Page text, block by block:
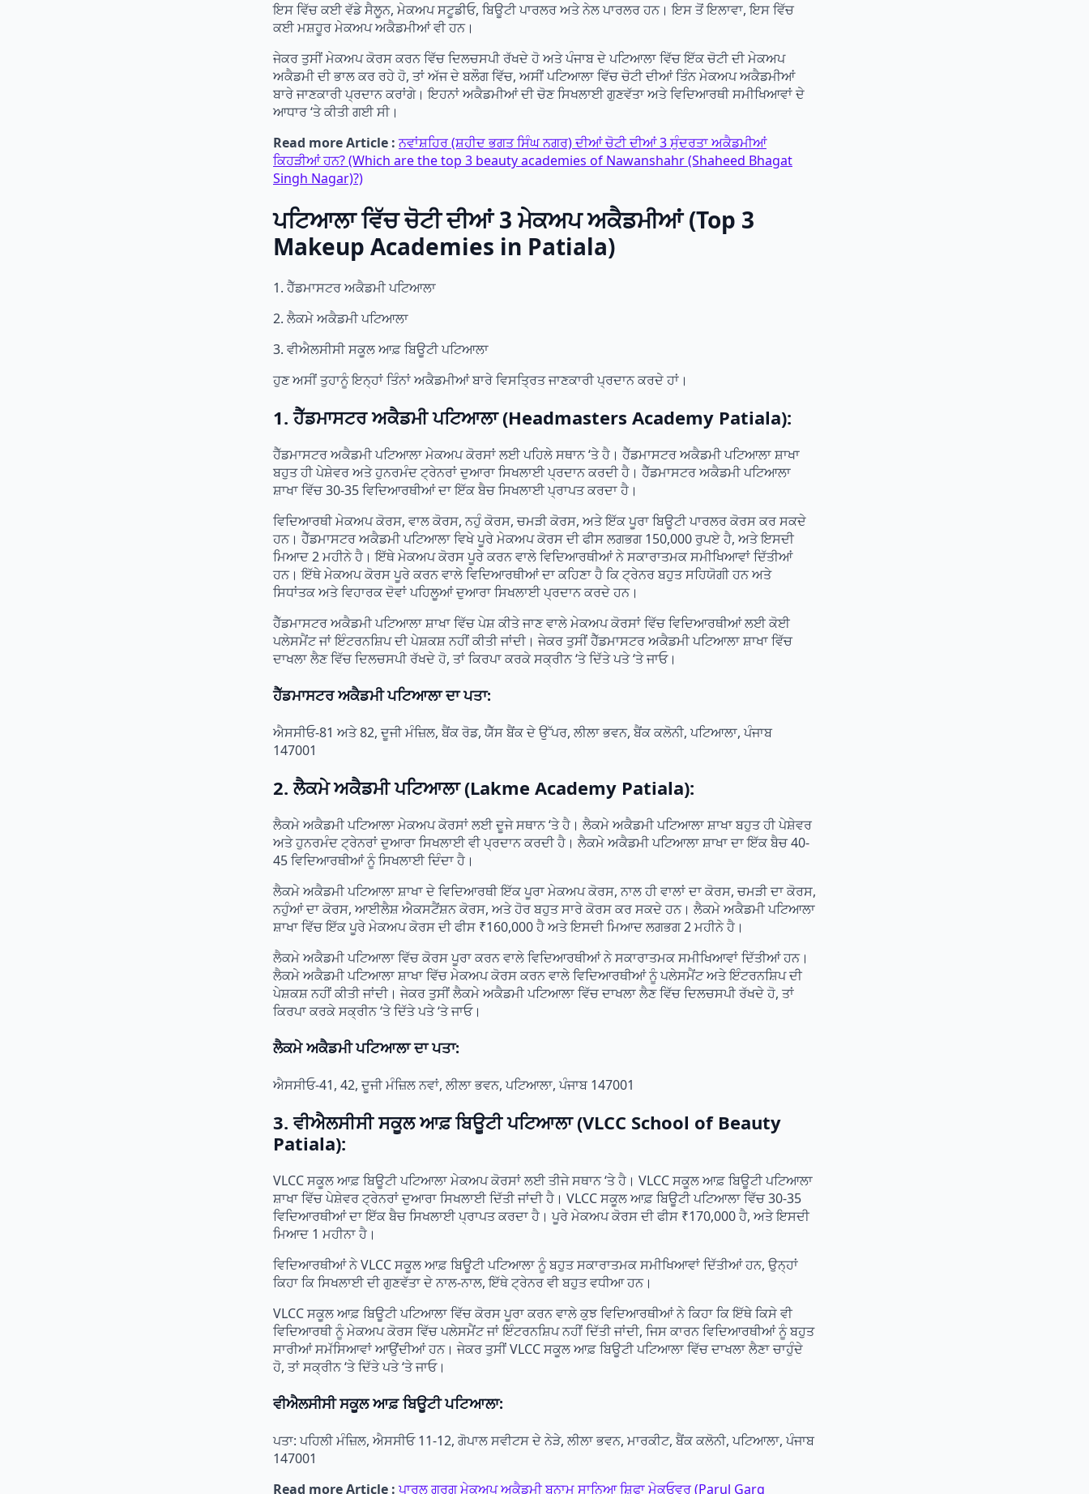
ਇਸ ਵਿੱਚ ਕਈ ਵੱਡੇ ਸੈਲੂਨ, ਮੇਕਅਪ ਸਟੂਡੀਓ, ਬਿਊਟੀ ਪਾਰਲਰ ਅਤੇ ਨੇਲ ਪਾਰਲਰ ਹਨ। ਇਸ ਤੋਂ ਇਲਾਵਾ, ਇਸ ਵਿੱਚ
ਕਈ ਮਸ਼ਹੂਰ ਮੇਕਅਪ ਅਕੈਡਮੀਆਂ ਵੀ ਹਨ।
ਜੇਕਰ ਤੁਸੀਂ ਮੇਕਅਪ ਕੋਰਸ ਕਰਨ ਵਿੱਚ ਦਿਲਚਸਪੀ ਰੱਖਦੇ ਹੋ ਅਤੇ ਪੰਜਾਬ ਦੇ ਪਟਿਆਲਾ ਵਿੱਚ ਇੱਕ ਚੋਟੀ ਦੀ ਮੇਕਅਪ
ਅਕੈਡਮੀ ਦੀ ਭਾਲ ਕਰ ਰਹੇ ਹੋ, ਤਾਂ ਅੱਜ ਦੇ ਬਲੌਗ ਵਿੱਚ, ਅਸੀਂ ਪਟਿਆਲਾ ਵਿੱਚ ਚੋਟੀ ਦੀਆਂ ਤਿੰਨ ਮੇਕਅਪ ਅਕੈਡਮੀਆਂ
ਬਾਰੇ ਜਾਣਕਾਰੀ ਪ੍ਰਦਾਨ ਕਰਾਂਗੇ। ਇਹਨਾਂ ਅਕੈਡਮੀਆਂ ਦੀ ਚੋਣ ਸਿਖਲਾਈ ਗੁਣਵੱਤਾ ਅਤੇ ਵਿਦਿਆਰਥੀ ਸਮੀਖਿਆਵਾਂ ਦੇ
ਆਧਾਰ ‘ਤੇ ਕੀਤੀ ਗਈ ਸੀ।
Read more Article :ਨਵਾਂਸ਼ਹਿਰ (ਸ਼ਹੀਦ ਭਗਤ ਸਿੰਘ ਨਗਰ) ਦੀਆਂ ਚੋਟੀ ਦੀਆਂ 3 ਸੁੰਦਰਤਾ ਅਕੈਡਮੀਆਂ
ਕਿਹੜੀਆਂ ਹਨ? (Which are the top 3 beauty academies of Nawanshahr (Shaheed Bhagat
Singh Nagar)?)
ਪਟਿਆਲਾ ਵਿੱਚ ਚੋਟੀ ਦੀਆਂ 3 ਮੇਕਅਪ ਅਕੈਡਮੀਆਂ (Top 3
Makeup Academies in Patiala)
1. ਹੈੱਡਮਾਸਟਰ ਅਕੈਡਮੀ ਪਟਿਆਲਾ
2. ਲੈਕਮੇ ਅਕੈਡਮੀ ਪਟਿਆਲਾ
3. ਵੀਐਲਸੀਸੀ ਸਕੂਲ ਆਫ਼ ਬਿਊਟੀ ਪਟਿਆਲਾ
ਹੁਣ ਅਸੀਂ ਤੁਹਾਨੂੰ ਇਨ੍ਹਾਂ ਤਿੰਨਾਂ ਅਕੈਡਮੀਆਂ ਬਾਰੇ ਵਿਸਤ੍ਰਿਤ ਜਾਣਕਾਰੀ ਪ੍ਰਦਾਨ ਕਰਦੇ ਹਾਂ।
1. ਹੈੱਡਮਾਸਟਰ ਅਕੈਡਮੀ ਪਟਿਆਲਾ (Headmasters Academy Patiala):
ਹੈੱਡਮਾਸਟਰ ਅਕੈਡਮੀ ਪਟਿਆਲਾ ਮੇਕਅਪ ਕੋਰਸਾਂ ਲਈ ਪਹਿਲੇ ਸਥਾਨ ‘ਤੇ ਹੈ। ਹੈੱਡਮਾਸਟਰ ਅਕੈਡਮੀ ਪਟਿਆਲਾ ਸ਼ਾਖਾ
ਬਹੁਤ ਹੀ ਪੇਸ਼ੇਵਰ ਅਤੇ ਹੁਨਰਮੰਦ ਟ੍ਰੇਨਰਾਂ ਦੁਆਰਾ ਸਿਖਲਾਈ ਪ੍ਰਦਾਨ ਕਰਦੀ ਹੈ। ਹੈੱਡਮਾਸਟਰ ਅਕੈਡਮੀ ਪਟਿਆਲਾ
ਸ਼ਾਖਾ ਵਿੱਚ 30-35 ਵਿਦਿਆਰਥੀਆਂ ਦਾ ਇੱਕ ਬੈਚ ਸਿਖਲਾਈ ਪ੍ਰਾਪਤ ਕਰਦਾ ਹੈ।
ਵਿਦਿਆਰਥੀ ਮੇਕਅਪ ਕੋਰਸ, ਵਾਲ ਕੋਰਸ, ਨਹੁੰ ਕੋਰਸ, ਚਮੜੀ ਕੋਰਸ, ਅਤੇ ਇੱਕ ਪੂਰਾ ਬਿਊਟੀ ਪਾਰਲਰ ਕੋਰਸ ਕਰ ਸਕਦੇ
ਹਨ। ਹੈੱਡਮਾਸਟਰ ਅਕੈਡਮੀ ਪਟਿਆਲਾ ਵਿਖੇ ਪੂਰੇ ਮੇਕਅਪ ਕੋਰਸ ਦੀ ਫੀਸ ਲਗਭਗ 150,000 ਰੁਪਏ ਹੈ, ਅਤੇ ਇਸਦੀ
ਮਿਆਦ 2 ਮਹੀਨੇ ਹੈ। ਇੱਥੇ ਮੇਕਅਪ ਕੋਰਸ ਪੂਰੇ ਕਰਨ ਵਾਲੇ ਵਿਦਿਆਰਥੀਆਂ ਨੇ ਸਕਾਰਾਤਮਕ ਸਮੀਖਿਆਵਾਂ ਦਿੱਤੀਆਂ
ਹਨ। ਇੱਥੇ ਮੇਕਅਪ ਕੋਰਸ ਪੂਰੇ ਕਰਨ ਵਾਲੇ ਵਿਦਿਆਰਥੀਆਂ ਦਾ ਕਹਿਣਾ ਹੈ ਕਿ ਟ੍ਰੇਨਰ ਬਹੁਤ ਸਹਿਯੋਗੀ ਹਨ ਅਤੇ
ਸਿਧਾਂਤਕ ਅਤੇ ਵਿਹਾਰਕ ਦੋਵਾਂ ਪਹਿਲੂਆਂ ਦੁਆਰਾ ਸਿਖਲਾਈ ਪ੍ਰਦਾਨ ਕਰਦੇ ਹਨ।
ਹੈੱਡਮਾਸਟਰ ਅਕੈਡਮੀ ਪਟਿਆਲਾ ਸ਼ਾਖਾ ਵਿੱਚ ਪੇਸ਼ ਕੀਤੇ ਜਾਣ ਵਾਲੇ ਮੇਕਅਪ ਕੋਰਸਾਂ ਵਿੱਚ ਵਿਦਿਆਰਥੀਆਂ ਲਈ ਕੋਈ
ਪਲੇਸਮੈਂਟ ਜਾਂ ਇੰਟਰਨਸ਼ਿਪ ਦੀ ਪੇਸ਼ਕਸ਼ ਨਹੀਂ ਕੀਤੀ ਜਾਂਦੀ। ਜੇਕਰ ਤੁਸੀਂ ਹੈੱਡਮਾਸਟਰ ਅਕੈਡਮੀ ਪਟਿਆਲਾ ਸ਼ਾਖਾ ਵਿੱਚ
ਦਾਖਲਾ ਲੈਣ ਵਿੱਚ ਦਿਲਚਸਪੀ ਰੱਖਦੇ ਹੋ, ਤਾਂ ਕਿਰਪਾ ਕਰਕੇ ਸਕ੍ਰੀਨ ‘ਤੇ ਦਿੱਤੇ ਪਤੇ ‘ਤੇ ਜਾਓ।
ਹੈੱਡਮਾਸਟਰ ਅਕੈਡਮੀ ਪਟਿਆਲਾ ਦਾ ਪਤਾ:
ਐਸਸੀਓ-81 ਅਤੇ 82, ਦੂਜੀ ਮੰਜ਼ਿਲ, ਬੈਂਕ ਰੋਡ, ਯੈੱਸ ਬੈਂਕ ਦੇ ਉੱਪਰ, ਲੀਲਾ ਭਵਨ, ਬੈਂਕ ਕਲੋਨੀ, ਪਟਿਆਲਾ, ਪੰਜਾਬ
147001
2. ਲੈਕਮੇ ਅਕੈਡਮੀ ਪਟਿਆਲਾ (Lakme Academy Patiala):
ਲੈਕਮੇ ਅਕੈਡਮੀ ਪਟਿਆਲਾ ਮੇਕਅਪ ਕੋਰਸਾਂ ਲਈ ਦੂਜੇ ਸਥਾਨ ‘ਤੇ ਹੈ। ਲੈਕਮੇ ਅਕੈਡਮੀ ਪਟਿਆਲਾ ਸ਼ਾਖਾ ਬਹੁਤ ਹੀ ਪੇਸ਼ੇਵਰ
ਅਤੇ ਹੁਨਰਮੰਦ ਟ੍ਰੇਨਰਾਂ ਦੁਆਰਾ ਸਿਖਲਾਈ ਵੀ ਪ੍ਰਦਾਨ ਕਰਦੀ ਹੈ। ਲੈਕਮੇ ਅਕੈਡਮੀ ਪਟਿਆਲਾ ਸ਼ਾਖਾ ਦਾ ਇੱਕ ਬੈਚ 40-
45 ਵਿਦਿਆਰਥੀਆਂ ਨੂੰ ਸਿਖਲਾਈ ਦਿੰਦਾ ਹੈ।
ਲੈਕਮੇ ਅਕੈਡਮੀ ਪਟਿਆਲਾ ਸ਼ਾਖਾ ਦੇ ਵਿਦਿਆਰਥੀ ਇੱਕ ਪੂਰਾ ਮੇਕਅਪ ਕੋਰਸ, ਨਾਲ ਹੀ ਵਾਲਾਂ ਦਾ ਕੋਰਸ, ਚਮੜੀ ਦਾ ਕੋਰਸ,
ਨਹੁੰਆਂ ਦਾ ਕੋਰਸ, ਆਈਲੈਸ਼ ਐਕਸਟੈਂਸ਼ਨ ਕੋਰਸ, ਅਤੇ ਹੋਰ ਬਹੁਤ ਸਾਰੇ ਕੋਰਸ ਕਰ ਸਕਦੇ ਹਨ। ਲੈਕਮੇ ਅਕੈਡਮੀ ਪਟਿਆਲਾ
ਸ਼ਾਖਾ ਵਿੱਚ ਇੱਕ ਪੂਰੇ ਮੇਕਅਪ ਕੋਰਸ ਦੀ ਫੀਸ ₹160,000 ਹੈ ਅਤੇ ਇਸਦੀ ਮਿਆਦ ਲਗਭਗ 2 ਮਹੀਨੇ ਹੈ।
ਲੈਕਮੇ ਅਕੈਡਮੀ ਪਟਿਆਲਾ ਵਿੱਚ ਕੋਰਸ ਪੂਰਾ ਕਰਨ ਵਾਲੇ ਵਿਦਿਆਰਥੀਆਂ ਨੇ ਸਕਾਰਾਤਮਕ ਸਮੀਖਿਆਵਾਂ ਦਿੱਤੀਆਂ ਹਨ।
ਲੈਕਮੇ ਅਕੈਡਮੀ ਪਟਿਆਲਾ ਸ਼ਾਖਾ ਵਿੱਚ ਮੇਕਅਪ ਕੋਰਸ ਕਰਨ ਵਾਲੇ ਵਿਦਿਆਰਥੀਆਂ ਨੂੰ ਪਲੇਸਮੈਂਟ ਅਤੇ ਇੰਟਰਨਸ਼ਿਪ ਦੀ
ਪੇਸ਼ਕਸ਼ ਨਹੀਂ ਕੀਤੀ ਜਾਂਦੀ। ਜੇਕਰ ਤੁਸੀਂ ਲੈਕਮੇ ਅਕੈਡਮੀ ਪਟਿਆਲਾ ਵਿੱਚ ਦਾਖਲਾ ਲੈਣ ਵਿੱਚ ਦਿਲਚਸਪੀ ਰੱਖਦੇ ਹੋ, ਤਾਂ
ਕਿਰਪਾ ਕਰਕੇ ਸਕ੍ਰੀਨ ‘ਤੇ ਦਿੱਤੇ ਪਤੇ ‘ਤੇ ਜਾਓ।
ਲੈਕਮੇ ਅਕੈਡਮੀ ਪਟਿਆਲਾ ਦਾ ਪਤਾ:
ਐਸਸੀਓ-41, 42, ਦੂਜੀ ਮੰਜ਼ਿਲ ਨਵਾਂ, ਲੀਲਾ ਭਵਨ, ਪਟਿਆਲਾ, ਪੰਜਾਬ 147001
3. ਵੀਐਲਸੀਸੀ ਸਕੂਲ ਆਫ਼ ਬਿਊਟੀ ਪਟਿਆਲਾ (VLCC School of Beauty
Patiala):
VLCC ਸਕੂਲ ਆਫ਼ ਬਿਊਟੀ ਪਟਿਆਲਾ ਮੇਕਅਪ ਕੋਰਸਾਂ ਲਈ ਤੀਜੇ ਸਥਾਨ ‘ਤੇ ਹੈ। VLCC ਸਕੂਲ ਆਫ਼ ਬਿਊਟੀ ਪਟਿਆਲਾ
ਸ਼ਾਖਾ ਵਿੱਚ ਪੇਸ਼ੇਵਰ ਟ੍ਰੇਨਰਾਂ ਦੁਆਰਾ ਸਿਖਲਾਈ ਦਿੱਤੀ ਜਾਂਦੀ ਹੈ। VLCC ਸਕੂਲ ਆਫ਼ ਬਿਊਟੀ ਪਟਿਆਲਾ ਵਿੱਚ 30-35
ਵਿਦਿਆਰਥੀਆਂ ਦਾ ਇੱਕ ਬੈਚ ਸਿਖਲਾਈ ਪ੍ਰਾਪਤ ਕਰਦਾ ਹੈ। ਪੂਰੇ ਮੇਕਅਪ ਕੋਰਸ ਦੀ ਫੀਸ ₹170,000 ਹੈ, ਅਤੇ ਇਸਦੀ
ਮਿਆਦ 1 ਮਹੀਨਾ ਹੈ।
ਵਿਦਿਆਰਥੀਆਂ ਨੇ VLCC ਸਕੂਲ ਆਫ਼ ਬਿਊਟੀ ਪਟਿਆਲਾ ਨੂੰ ਬਹੁਤ ਸਕਾਰਾਤਮਕ ਸਮੀਖਿਆਵਾਂ ਦਿੱਤੀਆਂ ਹਨ, ਉਨ੍ਹਾਂ
ਕਿਹਾ ਕਿ ਸਿਖਲਾਈ ਦੀ ਗੁਣਵੱਤਾ ਦੇ ਨਾਲ-ਨਾਲ, ਇੱਥੇ ਟ੍ਰੇਨਰ ਵੀ ਬਹੁਤ ਵਧੀਆ ਹਨ।
VLCC ਸਕੂਲ ਆਫ਼ ਬਿਊਟੀ ਪਟਿਆਲਾ ਵਿੱਚ ਕੋਰਸ ਪੂਰਾ ਕਰਨ ਵਾਲੇ ਕੁਝ ਵਿਦਿਆਰਥੀਆਂ ਨੇ ਕਿਹਾ ਕਿ ਇੱਥੇ ਕਿਸੇ ਵੀ
ਵਿਦਿਆਰਥੀ ਨੂੰ ਮੇਕਅਪ ਕੋਰਸ ਵਿੱਚ ਪਲੇਸਮੈਂਟ ਜਾਂ ਇੰਟਰਨਸ਼ਿਪ ਨਹੀਂ ਦਿੱਤੀ ਜਾਂਦੀ, ਜਿਸ ਕਾਰਨ ਵਿਦਿਆਰਥੀਆਂ ਨੂੰ ਬਹੁਤ
ਸਾਰੀਆਂ ਸਮੱਸਿਆਵਾਂ ਆਉਂਦੀਆਂ ਹਨ। ਜੇਕਰ ਤੁਸੀਂ VLCC ਸਕੂਲ ਆਫ਼ ਬਿਊਟੀ ਪਟਿਆਲਾ ਵਿੱਚ ਦਾਖਲਾ ਲੈਣਾ ਚਾਹੁੰਦੇ
ਹੋ, ਤਾਂ ਸਕ੍ਰੀਨ ‘ਤੇ ਦਿੱਤੇ ਪਤੇ ‘ਤੇ ਜਾਓ।
ਵੀਐਲਸੀਸੀ ਸਕੂਲ ਆਫ਼ ਬਿਊਟੀ ਪਟਿਆਲਾ:
ਪਤਾ: ਪਹਿਲੀ ਮੰਜ਼ਿਲ, ਐਸਸੀਓ 11-12, ਗੋਪਾਲ ਸਵੀਟਸ ਦੇ ਨੇੜੇ, ਲੀਲਾ ਭਵਨ, ਮਾਰਕੀਟ, ਬੈਂਕ ਕਲੋਨੀ, ਪਟਿਆਲਾ, ਪੰਜਾਬ
147001
Read more Article :ਪਾਰੁਲ ਗਰਗ ਮੇਕਅਪ ਅਕੈਡਮੀ ਬਨਾਮ ਸਾਨਿਆ ਸ਼ਿਫਾ ਮੇਕਓਵਰ (Parul Garg